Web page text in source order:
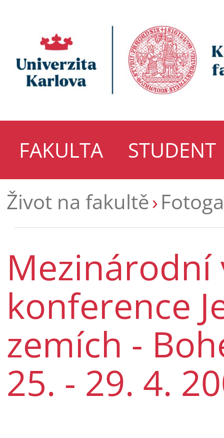
FAKULTA
STUDENT
Život na fakultě
Mezinárodní
konference
zemích -
25. - 29. 4.